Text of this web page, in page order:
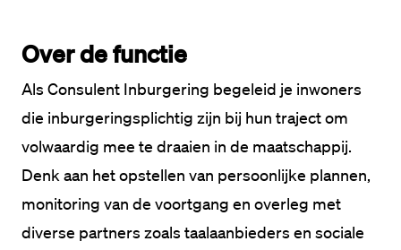
Over de functie
Als Consulent Inburgering begeleid je inwoners
die inburgeringsplichtig zijn bij hun traject om
volwaardig mee te draaien in de maatschappij.
Denk aan het opstellen van persoonlijke plannen,
monitoring van de voortgang en overleg met
diverse partners zoals taalaanbieders en sociale